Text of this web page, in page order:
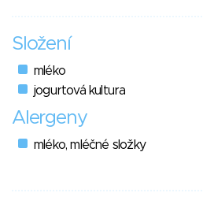
Složení
mléko
jogurtová kultura
Alergeny
mléko, mléčné složky